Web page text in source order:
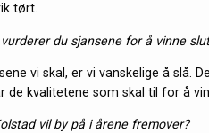
tørt.
du sjansene for å vinne
vi skal, er vi vanskelige å slå.
de kvalitetene som skal til for å
vil by på i årene fremover?